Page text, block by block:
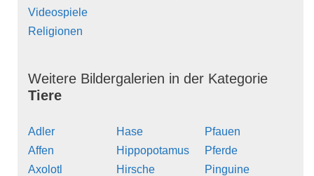
Videospiele
Religionen
Weitere Bildergalerien in der Kategorie
Tiere
Adler
Affen
Axolotl
Hase
Hippopotamus
Hirsche
Pfauen
Pferde
Pinguine